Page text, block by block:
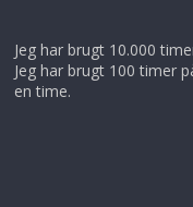
Jeg har brugt 10.000
Jeg har brugt 100 timer
en time.